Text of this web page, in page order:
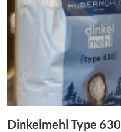
Dinkelmehl Type 630